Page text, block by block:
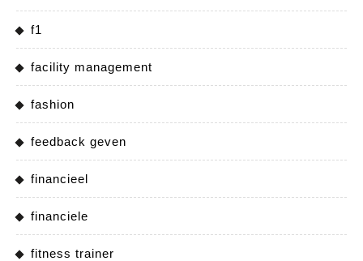
f1
facility management
fashion
feedback geven
financieel
financiele
fitness trainer